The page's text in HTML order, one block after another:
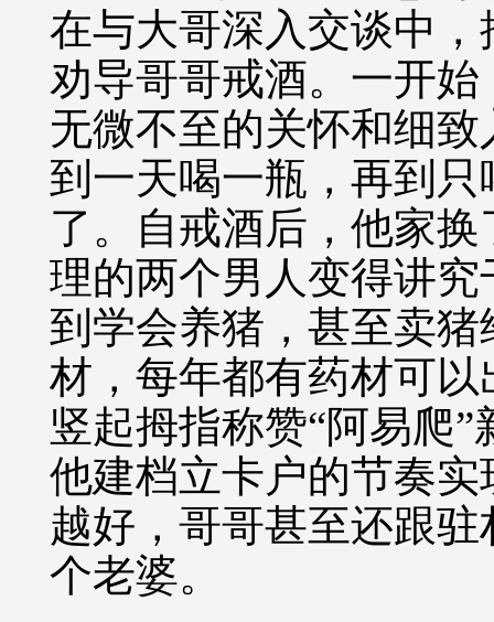
在与大哥深入交谈中
劝导哥哥戒酒。一开
无微不至的关怀和细
到一天喝一瓶，再到
了。自戒酒后，他家
理的两个男人变得讲
到学会养猪，甚至卖
材，每年都有药材可
竖起拇指称赞“阿易爬
他建档立卡户的节奏
越好，哥哥甚至还跟
个老婆。